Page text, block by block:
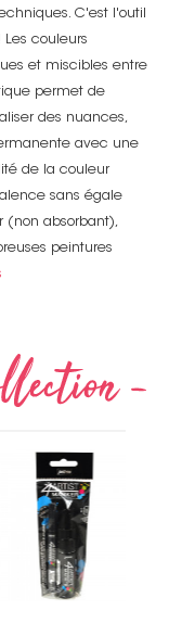
C'est l'outil
couleurs
et miscibles entre
permet de
des nuances,
avec une
de la couleur
sans égale
(non absorbant),
peintures
Non merci !